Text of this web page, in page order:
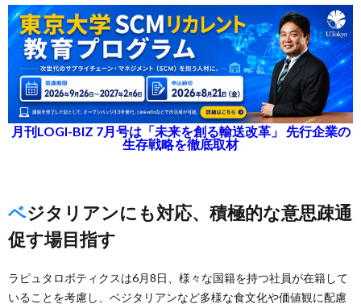
月刊LOGI-BIZ 7月号は「未来を創る輸送改革」 先行企業の
生存戦略を徹底取材
ベジタリアンにも対応、積極的な意思疎通
促す場目指す
ラピュタロボティクスは6月8日、様々な国籍を持つ社員が在籍して
いることを考慮し、ベジタリアンなど多様な食文化や価値観に配慮